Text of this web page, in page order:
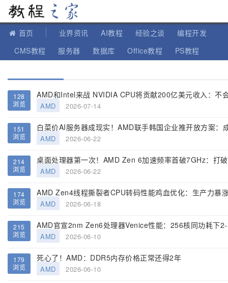
首页 业界资讯 AI教程 经验之谈
编程开发
CMS教程
服务器 数据库 Office教程
PS教程
128
浏览
AMD和Intel来战 NVIDIA CPU将贡献200亿美元收入：不
AMD 2026-07-14
151
浏览
白菜价AI服务器成现实！AMD联手韩国企业推开放方案：
AMD 2026-06-22
214
浏览
AMD 2026-06-22
174
浏览
AMD Zen4线程撕裂者CPU转码性能鸡血优化：生产力暴
AMD 2026-06-18
215
浏览
AMD官宣2nm Zen6处理器Venice性能：256核同功耗下
AMD 2026-06-10
179
浏览
死心了！AMD：DDR5内存价格正常还得2年
AMD 2026-06-10